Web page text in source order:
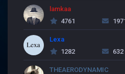
lamkaa
4761
Lexa
1282
632
THEAERODYNAMIC